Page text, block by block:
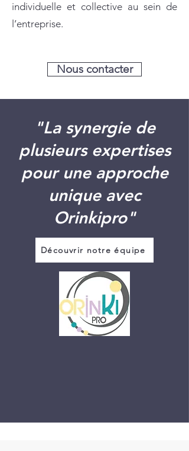
individuelle et collective au sein de
l’entreprise.
Nous contacter
"La synergie de
plusieurs expertises
pour une approche
unique avec
Orinkipro"
Découvrir notre équipe